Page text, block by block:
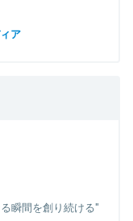
ア
瞬間を創り続ける"